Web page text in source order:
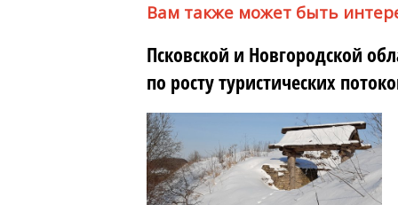
Вам также может быть
Псковской и Новгородской
по росту туристических